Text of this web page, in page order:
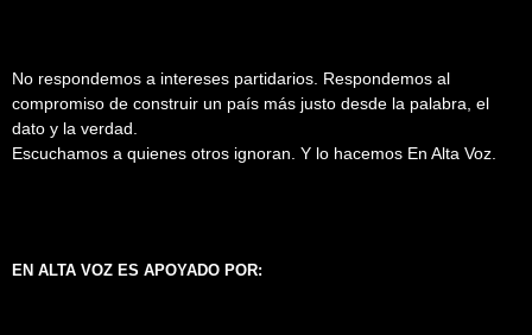
No respondemos a intereses partidarios. Respondemos al
compromiso de construir un país más justo desde la palabra, el
dato y la verdad.
Escuchamos a quienes otros ignoran. Y lo hacemos En Alta Voz.
EN ALTA VOZ ES APOYADO POR: